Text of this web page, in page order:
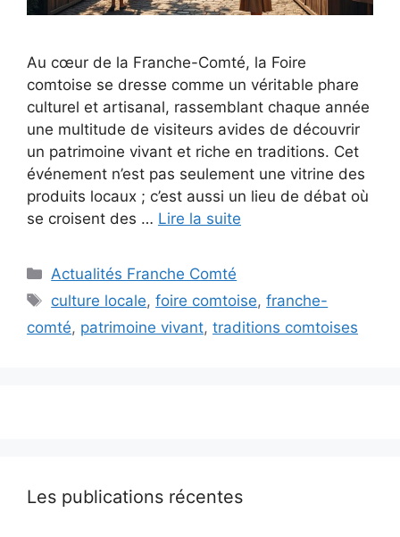
Au cœur de la Franche-Comté, la Foire
comtoise se dresse comme un véritable phare
culturel et artisanal, rassemblant chaque année
une multitude de visiteurs avides de découvrir
un patrimoine vivant et riche en traditions. Cet
événement n’est pas seulement une vitrine des
produits locaux ; c’est aussi un lieu de débat où
se croisent des … Lire la suite
Catégories
Actualités Franche Comté
Étiquettes
culture locale,foire comtoise,franche-
comté, patrimoine vivant, traditions comtoises
Les publications récentes